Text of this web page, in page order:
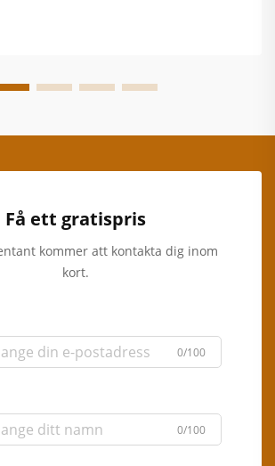
Få ett gratispris
kommer att kontakta dig inom
kort.
0/100
0/100